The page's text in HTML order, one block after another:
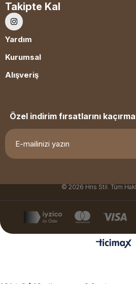
Takipte Kal
Yardım
Kurumsal
Alışveriş
Özel indirim fırsatlarını
© 2026 Hns Stil. Tüm